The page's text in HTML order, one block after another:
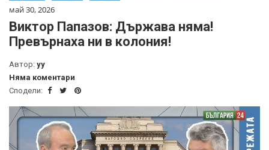
май 30, 2026
Виктор Папазов: Държава няма!
Превърнаха ни в колония!
Автор: yy
Няма коментари
Сподели: